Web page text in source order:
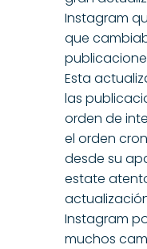
Instagram
que
Esta
las
orden de
el orden
desde su
estate
Instagram
muchos